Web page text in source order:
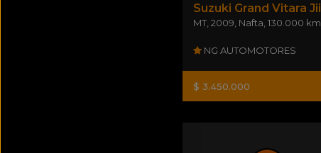
MT, 2009 Nafta 130.000 km.
NG AUTOMOTORES
$ 3.450.000